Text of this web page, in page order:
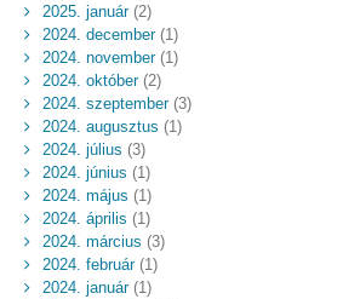
2025. január(2)
2024. december(1)
2024. november(1)
2024. október(2)
2024. szeptember(3)
2024. augusztus (1)
2024. július (3)
2024. június (1)
2024. május (1)
2024. április (1)
2024. március (3)
2024. február(1)
2024. január(1)